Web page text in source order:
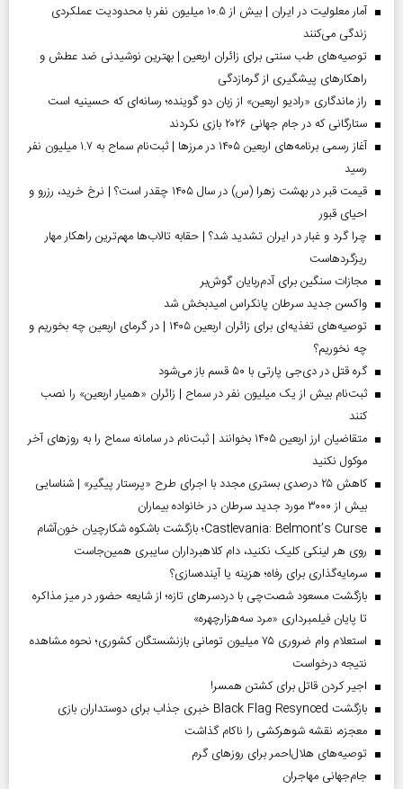
آمار معلولیت در ایران | بیش از ۱۰.۵ میلیون نفر با محدودیت عملکردی
زندگی می‌کنند
توصیه‌های طب سنتی برای زائران اربعین | بهترین نوشیدنی ضد عطش و
راهکارهای پیشگیری از گرمازدگی
راز ماندگاری «رادیو اربعین» از زبان دو گوینده؛ رسانه‌ای که حسینیه است
ستارگانی که در جام جهانی ۲۰۲۶ بازی نکردند
آغاز رسمی برنامه‌های اربعین ۱۴۰۵ در مرز‌ها | ثبت‌نام سماح به ۱.۷ میلیون نفر
رسید
قیمت قبر در بهشت زهرا (س) در سال ۱۴۰۵ چقدر است؟ | نرخ خرید، رزرو و
احیای قبور
چرا گرد و غبار در ایران تشدید شد؟ | حقابه تالاب‌ها مهم‌ترین راهکار مهار
ریزگردهاست
مجازات سنگین برای آدم‌ربایان گوش‌بر
واکسن جدید سرطان پانکراس امیدبخش شد
توصیه‌های تغذیه‌ای برای زائران اربعین ۱۴۰۵ | در گرمای اربعین چه بخوریم و
چه نخوریم؟
گره قتل در دی‌جی پارتی با ۵۰ قسم باز می‌شود
ثبت‌نام بیش از یک میلیون نفر در سماح | زائران «همیار اربعین» را نصب
کنند
متقاضیان ارز اربعین ۱۴۰۵ بخوانند | ثبت‌نام در سامانه سماح را به روز‌های آخر
موکول نکنید
کاهش ۲۵ درصدی بستری مجدد با اجرای طرح «پرستار پیگیر» | شناسایی
بیش از ۳۰۰۰ مورد جدید سرطان در خانواده بیماران
Castlevania: Belmont’s Curse؛ بازگشت باشکوه شکارچیان خون‌آشام
روی هر لینکی کلیک نکنید، دام کلاهبرداران سایبری همین‌جاست
سرمایه‌گذاری برای رفاه؛ هزینه یا آینده‌سازی؟
بازگشت مسعود شصت‌چی با دردسر‌های تازه؛ از شایعه حضور در میز مذاکره
تا پایان فیلمبرداری «مرد سه‌هزارچهره»
استعلام وام ضروری ۷۵ میلیون تومانی بازنشستگان کشوری؛ نحوه مشاهده
نتیجه درخواست
اجیر کردن قاتل برای کشتن همسر!
بازگشت Black Flag Resynced خبری جذاب برای دوستداران بازی
معجزه، نقشه شوهرکشی را ناکام گذاشت
توصیه‌های هلال‌احمر برای روز‌های گرم
جام‌جهانی مهاجران